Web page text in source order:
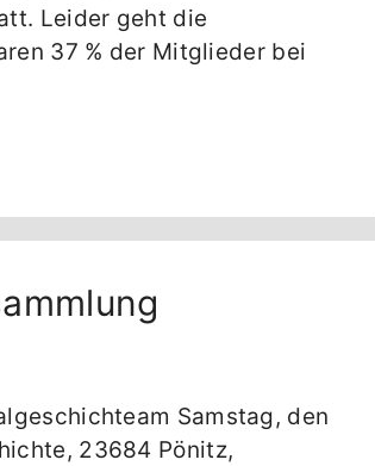
Leider geht die
37 % der Mitglieder bei
Samstag, den
23684 Pönitz,